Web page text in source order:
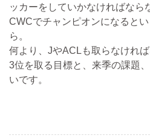
ッカーをしていかなければなら
CWCでチャンピオンになると
ら。
何より、JやACLも取らなければ
3位を取る目標と、来季の課題
いです。